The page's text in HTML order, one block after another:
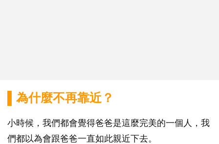
▌為什麼不再靠近？
小時候，我們都會覺得爸爸是這麼完美的一個人，我
們都以為會跟爸爸一直如此親近下去。